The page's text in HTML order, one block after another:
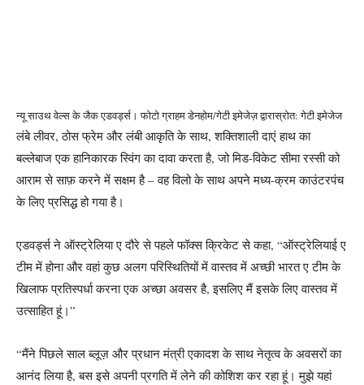
न्यू साउथ वेल्स के जैक एडवर्ड्स। फोटो ग्राहम डेनहोम/गेटी इमेजेज़ द्वारास्रोत: गेटी इमेजेज
लंबे लीवर, ठोस फ्रेम और लंबी आकृति के साथ, शक्तिशाली दाएं हाथ का
बल्लेबाज एक हानिकारक स्विंग का दावा करता है, जो मिड-विकेट सीमा रस्सी को
आराम से साफ़ करने में सक्षम है – वह विलो के साथ अपने मध्य-क्रम काउंटरपंच
के लिए प्रसिद्ध हो गया है।
एडवर्ड्स ने ऑस्ट्रेलिया ए दौरे से पहले फॉक्स क्रिकेट से कहा, “ऑस्ट्रेलियाई ए
टीम में होना और वहां कुछ अलग परिस्थितियों में वास्तव में अच्छी भारत ए टीम के
खिलाफ प्रतिस्पर्धा करना एक अच्छा अवसर है, इसलिए मैं इसके लिए वास्तव में
उत्साहित हूं।”
“मैंने पिछले साल ब्लूज़ और प्रधान मंत्री एकादश के साथ नेतृत्व के अवसरों का
आनंद लिया है, बस इसे अपनी प्रगति में लेने की कोशिश कर रहा हूं। मुझे यहां